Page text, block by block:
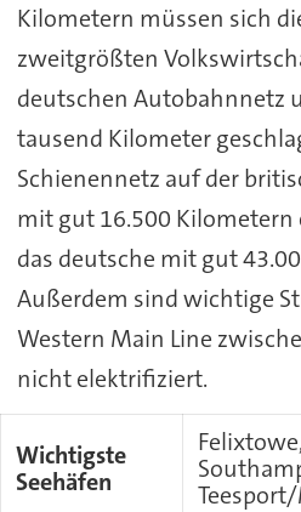
Kilometern müssen sich
zweitgrößten
deutschen Autobahnnetz
tausend Kilometer
Schienennetz auf der
mit gut 16.500 Kilometern
das deutsche mit gut
Außerdem sind wichtige
Western Main Line
nicht elektrifiziert.
Wichtigste
Seehäfen